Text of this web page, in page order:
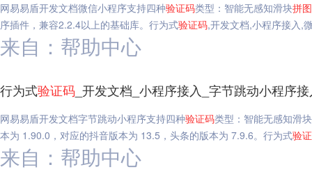
网易易盾开发文档微信小程序支持四种验证码类型：智能无感知滑块拼图
序插件，兼容2.2.4以上的基础库。行为式验证码,开发文档,小程序接入,
来自：帮助中心
行为式验证码 _开发文档_小程序接入_字节跳动小程序
网易易盾开发文档字节跳动小程序支持四种验证码类型：智能无感知滑块
本为 1.90.0，对应的抖音版本为 13.5，头条的版本为 7.9.6。行为式验
来自：帮助中心